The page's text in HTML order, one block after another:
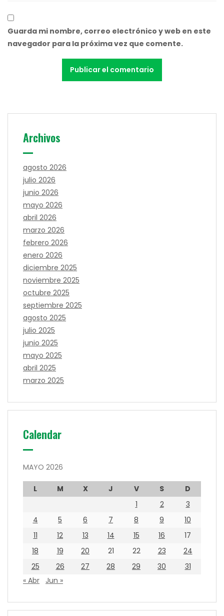
Guarda mi nombre, correo electrónico y web en este
navegador para la próxima vez que comente.
Archivos
agosto 2026
julio 2026
junio 2026
mayo 2026
abril 2026
marzo 2026
febrero 2026
enero 2026
diciembre 2025
noviembre 2025
octubre 2025
septiembre 2025
agosto 2025
julio 2025
junio 2025
mayo 2025
abril 2025
marzo 2025
Calendar
MAYO 2026
L M X J V S
D
1
2
3
4
5 6 7 8 9
10
11
12 13 14 15 16
17
18
19 20 21 22 23
24
25
26 27 28 29 30
31
« Abr
Jun »